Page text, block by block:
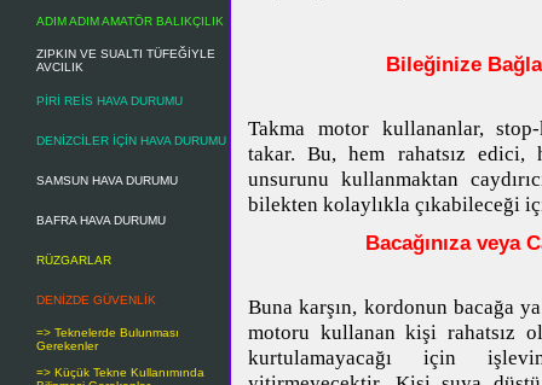
ADIM ADIM AMATÖR BALIKÇILIK
ZIPKIN VE SUALTI TÜFEĞİYLE
AVCILIK
PİRİ REİS HAVA DURUMU
DENİZCİLER İÇİN HAVA DURUMU
SAMSUN HAVA DURUMU
BAFRA HAVA DURUMU
RÜZGARLAR
DENİZDE GÜVENLİK
=> Teknelerde Bulunması
Gerekenler
=> Küçük Tekne Kullanımında
Bileğinize
Takma motor kullananlar,
takar. Bu, hem rahatsız
unsurunu kullanmaktan
bilekten kolaylıkla çıkabileceği
Bacağınıza veya
Buna karşın, kordonun bacağa
motoru kullanan kişi rahatsız
kurtulamayacağı için